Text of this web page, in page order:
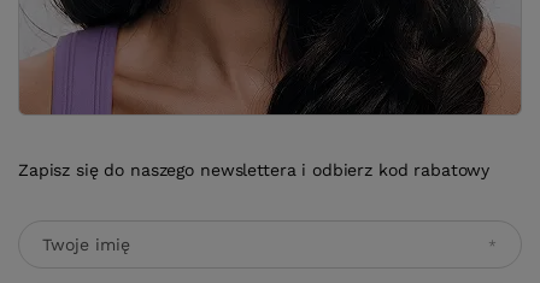
Zapisz się do naszego newslettera i odbierz kod rabatowy
Twoje imię